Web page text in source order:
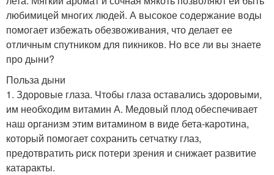
любимицей многих людей. А высокое содержание воды
помогает избежать обезвоживания, что делает ее
отличным спутником для пикников. Но все ли вы знаете
про дыни?
Польза дыни
1. Здоровые глаза. Чтобы глаза оставались здоровыми,
им необходим витамин А. Медовый плод обеспечивает
наш организм этим витамином в виде бета-каротина,
который помогает сохранить сетчатку глаз,
предотвратить риск потери зрения и снижает развитие
катаракты.